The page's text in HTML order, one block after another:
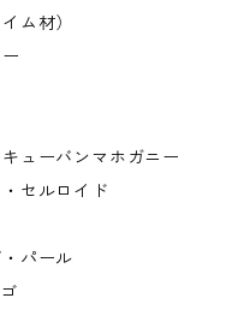
ム材）
ューバンマホガニー
セルロイド
パール